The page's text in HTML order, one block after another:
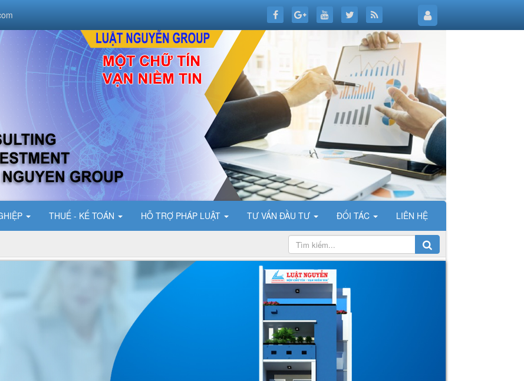
THUẾ - KẾ TOÁN HỖ TRỢ PHÁP LUẬT TƯ VẤN ĐẦU TƯ ĐỐI TÁC LIÊN HỆ